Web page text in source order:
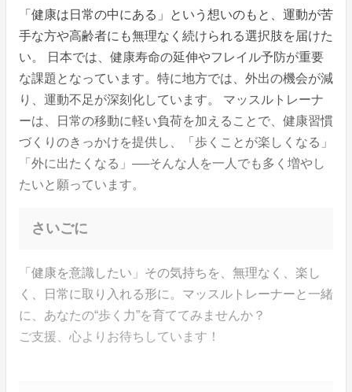
「健康は日常の中にある」という想いのもと、運動が苦
手な方や高齢者にも無理なく続けられる選択肢を届けた
い。 日本では、健康寿命の延伸やフレイル予防が重要
な課題となっています。特に地方では、外出の機会が減
り、運動不足が深刻化しています。 マッスルトレーナ
ーは、日常の移動に軽い負荷を加えることで、健康習慣
づくりのきっかけを提供し、「歩くことが楽しくなる」
「外に出たくなる」──そんな人を一人でも多く増やし
たいと願っています。
さいごに
「健康を意識したい」その気持ちを、無理なく、楽し
く、日常に取り入れる形に。マッスルトレーナーと一緒
に、あなたの“歩く力”を育ててみませんか？
ご支援、心よりお待ちしています！